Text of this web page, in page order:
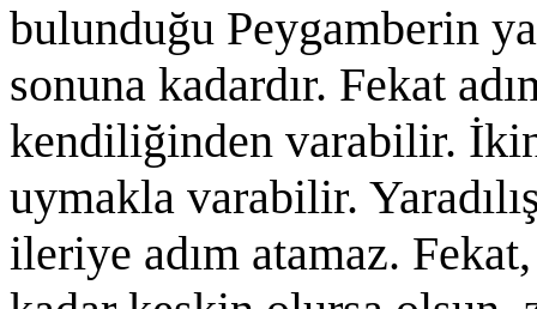
bulunduğu Peygamberin
sonuna kadardır. Fekat
kendiliğinden varabilir.
uymakla varabilir.
ileriye adım atamaz.